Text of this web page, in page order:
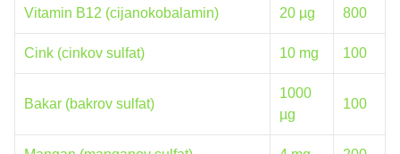
Vitamin B12 (cijanokobalamin) 20 µg 800
Cink (cinkov sulfat) 10 mg 100
Bakar (bakrov sulfat)
1000
µg
100